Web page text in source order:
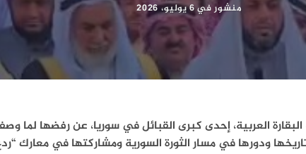
منشور في6 يوليو، 2026
البقارة العربية، إحدى كبرى القبائل في سوريا، عن رفضها
ودورها في مسار الثورة السورية ومشاركتها في معارك